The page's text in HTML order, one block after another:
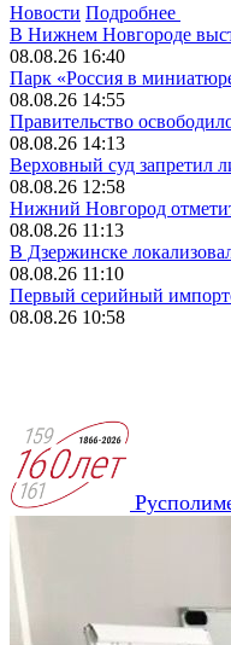
Новости Подробнее
В Нижнем Новгороде
08.08.26 16:40
Парк «Россия в
08.08.26 14:55
Правительство
08.08.26 14:13
Верховный суд запретил
08.08.26 12:58
Нижний Новгород
08.08.26 11:13
В Дзержинске
08.08.26 11:10
Первый серийный
08.08.26 10:58